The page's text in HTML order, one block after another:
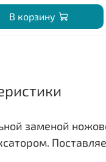
В корзину
заменой